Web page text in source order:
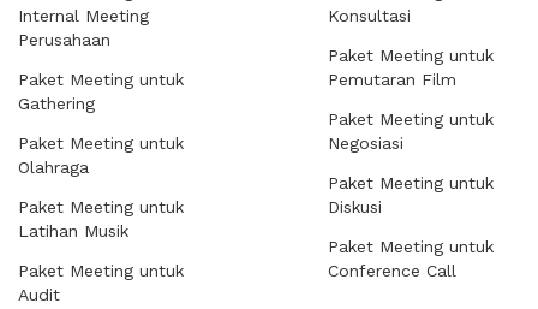
Internal Meeting
Perusahaan
Paket Meeting untuk
Gathering
Paket Meeting untuk
Olahraga
Paket Meeting untuk
Latihan Musik
Paket Meeting untuk
Audit
Konsultasi
Paket Meeting untuk
Pemutaran Film
Paket Meeting untuk
Negosiasi
Paket Meeting untuk
Diskusi
Paket Meeting untuk
Conference Call